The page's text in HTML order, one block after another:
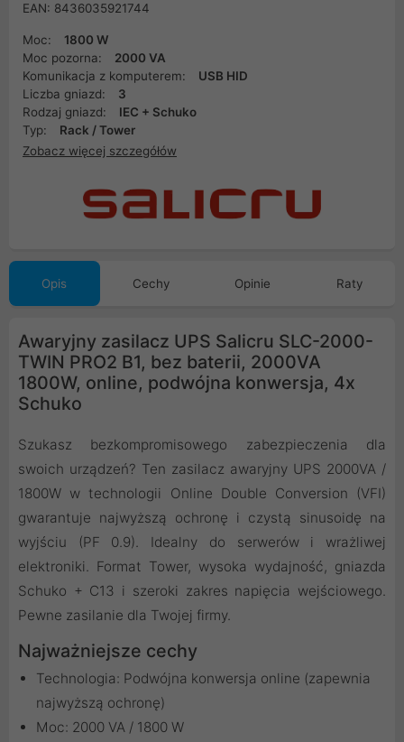
EAN: 8436035921744
Moc:
1800 W
Moc pozorna:
2000 VA
Komunikacja z komputerem:
USB HID
Liczba gniazd:
3
Rodzaj gniazd:
IEC + Schuko
Typ:
Rack / Tower
Zobacz więcej szczegółów
Opis Cechy Opinie Raty
Awaryjny zasilacz UPS Salicru SLC-2000-
TWIN PRO2 B1, bez baterii, 2000VA
1800W, online, podwójna konwersja, 4x
Schuko
Szukasz bezkompromisowego zabezpieczenia dla
swoich urządzeń? Ten zasilacz awaryjny UPS 2000VA /
1800W w technologii Online Double Conversion (VFI)
gwarantuje najwyższą ochronę i czystą sinusoidę na
wyjściu (PF 0.9). Idealny do serwerów i wrażliwej
elektroniki. Format Tower, wysoka wydajność, gniazda
Schuko + C13 i szeroki zakres napięcia wejściowego.
Pewne zasilanie dla Twojej firmy.
Najważniejsze cechy
Technologia: Podwójna konwersja online (zapewnia
najwyższą ochronę)
Moc: 2000 VA / 1800 W